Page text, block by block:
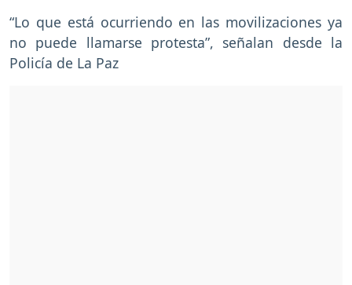
“Lo que está ocurriendo en las movilizaciones ya
no puede llamarse protesta”, señalan desde la
Policía de La Paz